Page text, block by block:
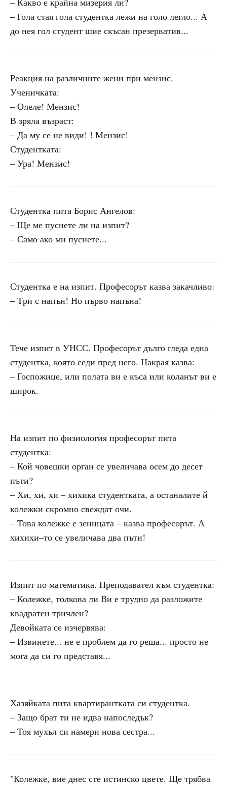
– Гола стая гола студентка лежи на голо легло... А
до нея гол студент шие скъсан презерватив...
Реакция на различните жени при мензис.
Ученичката:
– Олеле! Мензис!
В зряла възраст:
– Да му се не види! ! Мензис!
Студентката:
– Ура! Мензис!
Студентка пита Борис Ангелов:
– Ще ме пуснете ли на изпит?
– Само ако ми пуснете...
Студентка е на изпит. Професорът казва закачливо:
– Tри с напън! Но първо напъна!
Тече изпит в УНСС. Професорът дълго гледа една
студентка, която седи пред него. Накрая казва:
– Госпожице, или полата ви е къса или коланът ви е
широк.
На изпит по физиология професорът пита
студентка:
– Кой човешки орган се увеличава осем до десет
пъти?
– Хи, хи, хи – хихика студентката, а останалите й
колежки скромно свеждат очи.
– Това колежке е зеницата – казва професорът. А
хихихи–то се увеличава два пъти!
Изпит по математика. Преподавател към студентка:
– Колежке, толкова ли Ви е трудно да разложите
квадратен тричлен?
Девойката се изчервява:
– Извинете... не е проблем да го реша... просто не
мога да си го представя...
Хазяйката пита квартирантката си студентка.
– Защо брат ти не идва напоследък?
– Тоя мухъл си намери нова сестра...
"Колежке, вие днес сте истинско цвете. Ще трябва